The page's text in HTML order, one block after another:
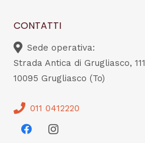
CONTATTI
Sede operativa:
Strada Antica di Grugliasco, 111
10095 Grugliasco (To)
011 0412220